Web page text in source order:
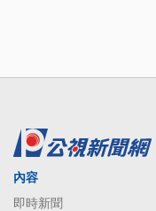
內容
即時新聞